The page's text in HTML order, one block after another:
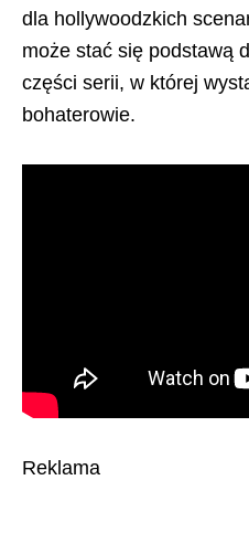
dla hollywoodzkich
może stać się podstawą
części serii, w której
bohaterowie.
Reklama